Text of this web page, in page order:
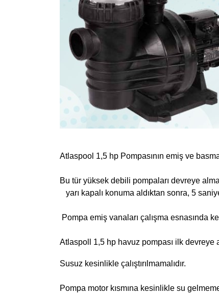
Atlaspool 1,5 hp Pompasının emiş ve
Bu tür yüksek debili pompaları devreye
yarı kapalı konuma aldıktan sonra, 5
Pompa emiş vanaları çalışma esnasında
Atlaspoll 1,5 hp havuz pompası ilk devreye
Susuz kesinlikle çalıştırılmamalıdır.
Pompa motor kısmına kesinlikle su